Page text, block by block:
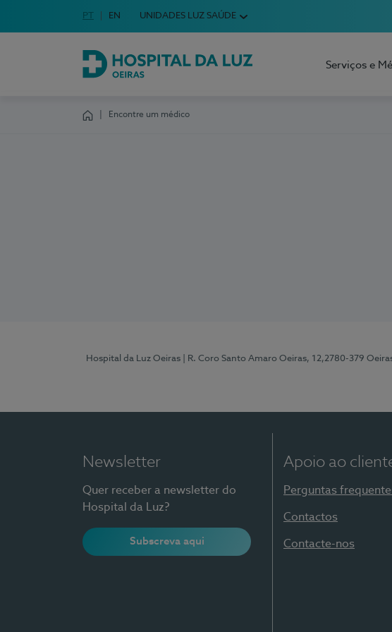
Escolha o seu idioma
Idioma em Português
PT English Language
EN UNIDADES LUZ SAÚDE
Hospital da Luz Oeiras
Serviços e
Encontre um médico
Hospital da Luz Oeiras | R. Coro Santo Amaro Oeiras, 12,2780-379
Newsletter
Quer receber a newsletter do
Hospital da Luz?
Subscreva aqui
Apoio ao
Perguntas
Contactos
Contacte-nos